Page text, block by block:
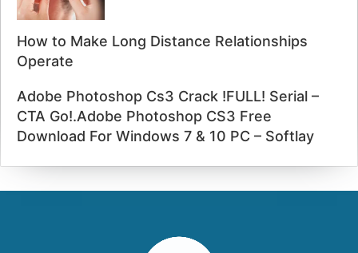
How to Make Long Distance Relationships
Operate
Adobe Photoshop Cs3 Crack !FULL! Serial –
CTA Go!.Adobe Photoshop CS3 Free
Download For Windows 7 & 10 PC – Softlay